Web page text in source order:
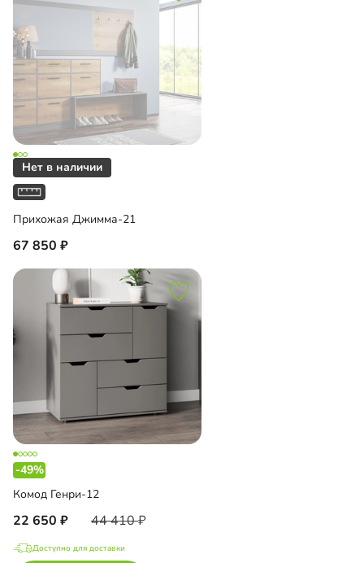
Прихожая Джимма-21
67 850
-49%
Комод Генри-12
22 650 44 410
Доступно для доставки